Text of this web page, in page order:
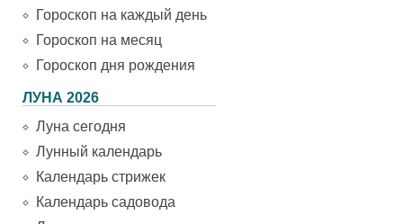
Гороскоп на каждый день
Гороскоп на месяц
Гороскоп дня рождения
ЛУНА 2026
Луна сегодня
Лунный календарь
Календарь стрижек
Календарь садовода